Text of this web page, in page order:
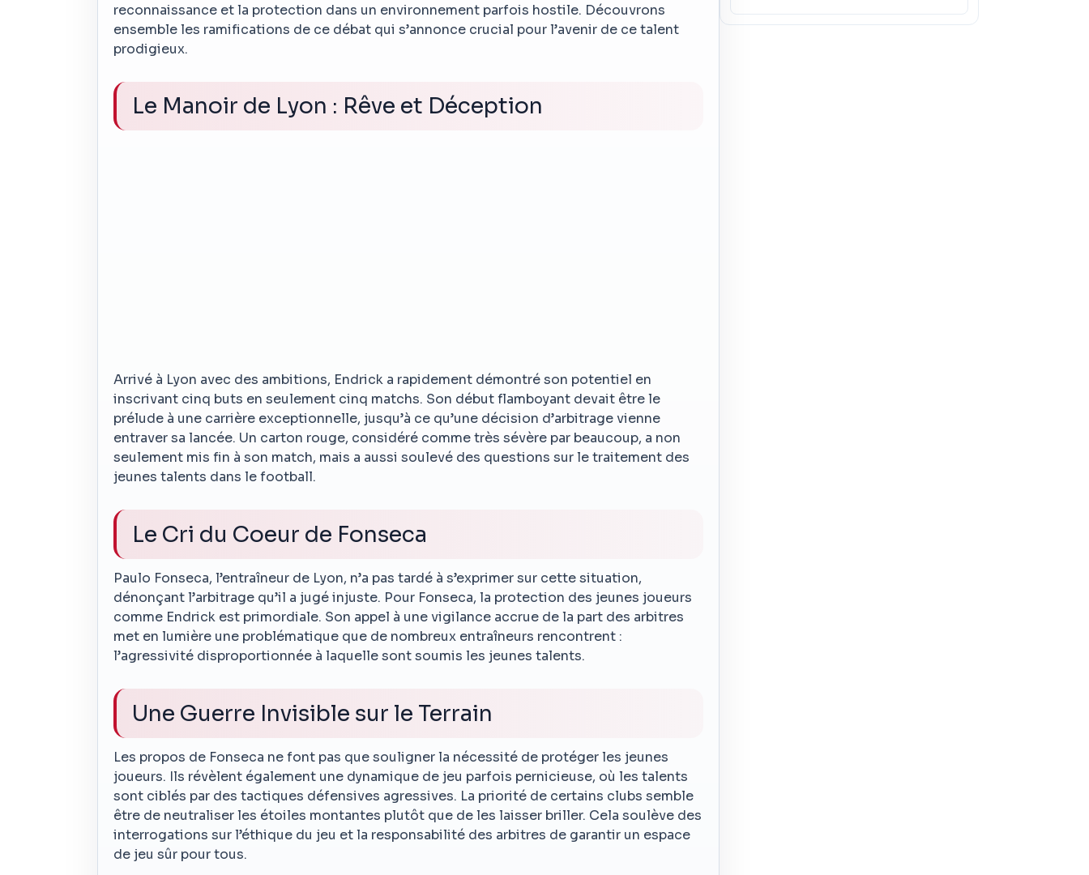
reconnaissance et la protection dans un environnement parfois hostile. Découvrons
ensemble les ramifications de ce débat qui s’annonce crucial pour l’avenir de ce talent
prodigieux.
Le Manoir de Lyon : Rêve et Déception
Arrivé à Lyon avec des ambitions, Endrick a rapidement démontré son potentiel en
inscrivant cinq buts en seulement cinq matchs. Son début flamboyant devait être le
prélude à une carrière exceptionnelle, jusqu’à ce qu’une décision d’arbitrage vienne
entraver sa lancée. Un carton rouge, considéré comme très sévère par beaucoup, a non
seulement mis fin à son match, mais a aussi soulevé des questions sur le traitement des
jeunes talents dans le football.
Le Cri du Coeur de Fonseca
Paulo Fonseca, l’entraîneur de Lyon, n’a pas tardé à s’exprimer sur cette situation,
dénonçant l’arbitrage qu’il a jugé injuste. Pour Fonseca, la protection des jeunes joueurs
comme Endrick est primordiale. Son appel à une vigilance accrue de la part des arbitres
met en lumière une problématique que de nombreux entraîneurs rencontrent :
l’agressivité disproportionnée à laquelle sont soumis les jeunes talents.
Une Guerre Invisible sur le Terrain
Les propos de Fonseca ne font pas que souligner la nécessité de protéger les jeunes
joueurs. Ils révèlent également une dynamique de jeu parfois pernicieuse, où les talents
sont ciblés par des tactiques défensives agressives. La priorité de certains clubs semble
être de neutraliser les étoiles montantes plutôt que de les laisser briller. Cela soulève des
interrogations sur l’éthique du jeu et la responsabilité des arbitres de garantir un espace
de jeu sûr pour tous.